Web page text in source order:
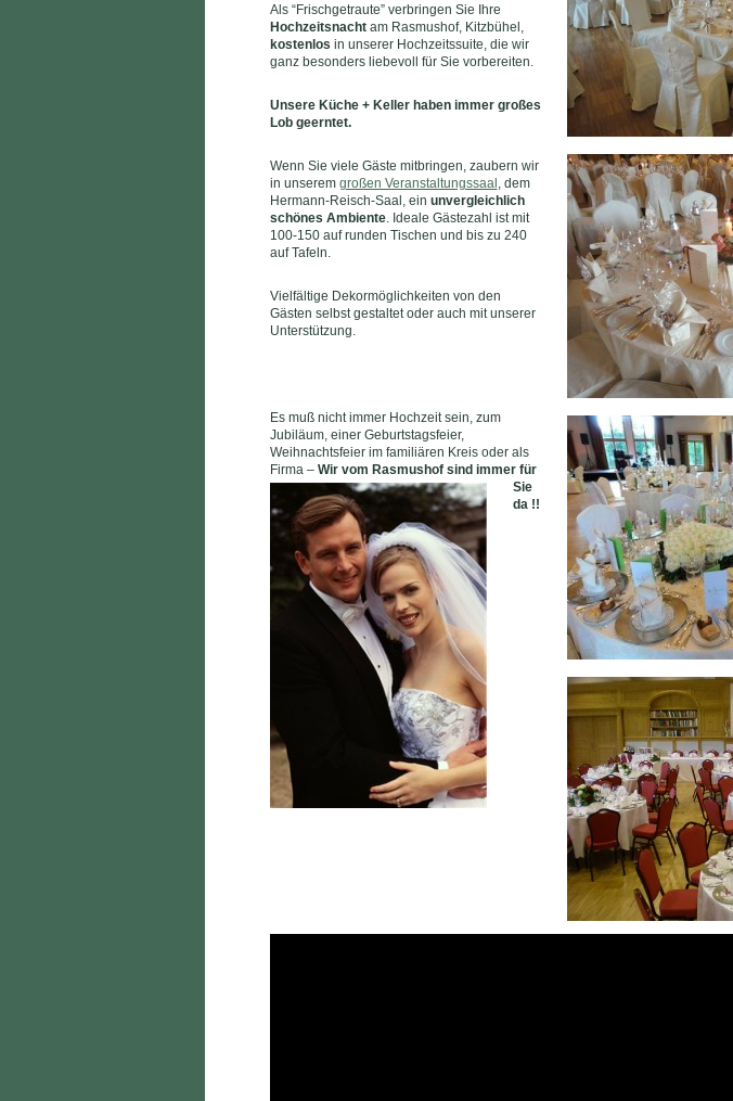
Als “Frischgetraute” verbringen Sie Ihre
Hochzeitsnachtam Rasmushof, Kitzbühel,
kostenlos in unserer Hochzeitssuite, die wir
ganz besonders liebevoll für Sie vorbereiten.
Unsere Küche + Keller haben immer großes
Lob geerntet.
Wenn Sie viele Gäste mitbringen, zaubern wir
in unserem großen Veranstaltungssaal , dem
Hermann-Reisch-Saal, ein unvergleichlich
schönes Ambiente. Ideale Gästezahl ist mit
100-150 auf runden Tischen und bis zu 240
auf Tafeln.
Vielfältige Dekormöglichkeiten von den
Gästen selbst gestaltet oder auch mit unserer
Unterstützung.
Es muß nicht immer Hochzeit sein, zum
Jubiläum, einer Geburtstagsfeier,
Weihnachtsfeier im familiären Kreis oder als
Firma –Wir vom Rasmushof sind immer für
Sie
da !!